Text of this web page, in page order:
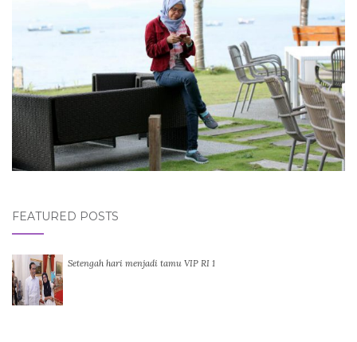
FEATURED POSTS
Setengah hari menjadi tamu VIP RI 1